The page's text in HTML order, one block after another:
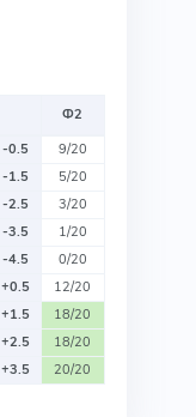
Ф2
-0.5
9/20
-1.5
5/20
-2.5
3/20
-3.5
1/20
-4.5
0/20
+0.5
12/20
+1.5
18/20
+2.5
18/20
+3.5
20/20